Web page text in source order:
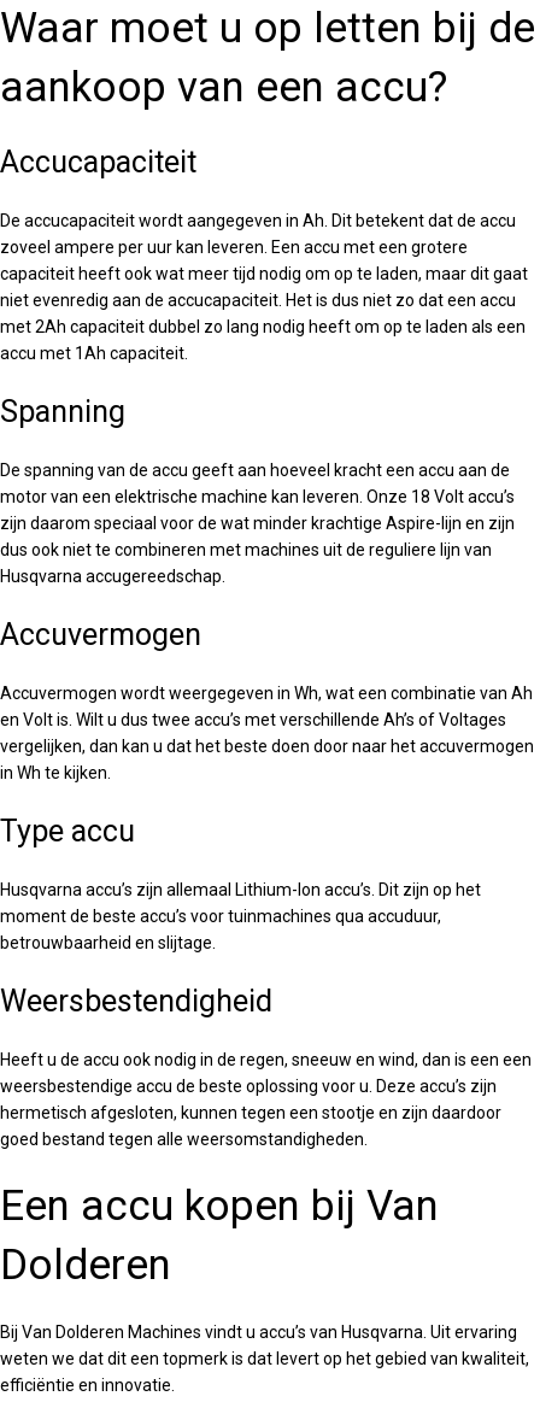
Waar moet u op letten bij de
aankoop van een accu?
Accucapaciteit
De accucapaciteit wordt aangegeven in Ah. Dit betekent dat de accu
zoveel ampere per uur kan leveren. Een accu met een grotere
capaciteit heeft ook wat meer tijd nodig om op te laden, maar dit gaat
niet evenredig aan de accucapaciteit. Het is dus niet zo dat een accu
met 2Ah capaciteit dubbel zo lang nodig heeft om op te laden als een
accu met 1Ah capaciteit.
Spanning
De spanning van de accu geeft aan hoeveel kracht een accu aan de
motor van een elektrische machine kan leveren. Onze 18 Volt accu’s
zijn daarom speciaal voor de wat minder krachtige Aspire-lijn en zijn
dus ook niet te combineren met machines uit de reguliere lijn van
Husqvarna accugereedschap.
Accuvermogen
Accuvermogen wordt weergegeven in Wh, wat een combinatie van Ah
en Volt is. Wilt u dus twee accu’s met verschillende Ah’s of Voltages
vergelijken, dan kan u dat het beste doen door naar het accuvermogen
in Wh te kijken.
Type accu
Husqvarna accu’s zijn allemaal Lithium-Ion accu’s. Dit zijn op het
moment de beste accu’s voor tuinmachines qua accuduur,
betrouwbaarheid en slijtage.
Weersbestendigheid
Heeft u de accu ook nodig in de regen, sneeuw en wind, dan is een een
weersbestendige accu de beste oplossing voor u. Deze accu’s zijn
hermetisch afgesloten, kunnen tegen een stootje en zijn daardoor
goed bestand tegen alle weersomstandigheden.
Een accu kopen bij Van
Dolderen
Bij Van Dolderen Machines vindt u accu’s van Husqvarna. Uit ervaring
weten we dat dit een topmerk is dat levert op het gebied van kwaliteit,
efficiëntie en innovatie.